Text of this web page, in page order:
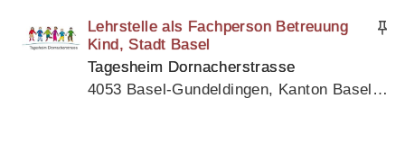
Lehrstelle als Fachperson Betreuung
Kind, Stadt Basel
Tagesheim Dornacherstrasse
4053 Basel-Gundeldingen, Kanton Basel Stadt